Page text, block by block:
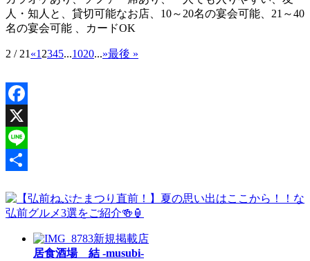
人・知人と、貸切可能なお店、10～20名の宴会可能、21～40
名の宴会可能 、カードOK
2 / 21 «1 2345...1020...»最後 »
有
新規掲載店
居食酒場 結 -musubi-